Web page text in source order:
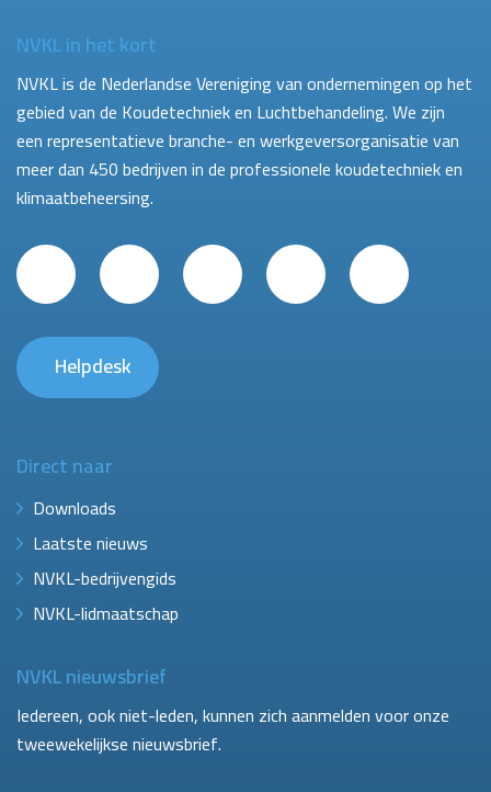
NVKL in het kort
NVKL is de Nederlandse Vereniging van ondernemingen op het
gebied van de Koudetechniek en Luchtbehandeling. We zijn
een representatieve branche- en werkgeversorganisatie van
meer dan 450 bedrijven in de professionele koudetechniek en
klimaatbeheersing.
Helpdesk
Direct naar
Downloads
Laatste nieuws
NVKL-bedrijvengids
NVKL-lidmaatschap
NVKL nieuwsbrief
Iedereen, ook niet-leden, kunnen zich aanmelden voor onze
tweewekelijkse nieuwsbrief.